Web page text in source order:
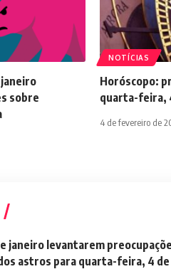
sobre
NOTÍCIAS
Horóscopo:
quarta-feira,
4 de fevereiro de
janeiro levantarem
astros para quarta-feira, 4